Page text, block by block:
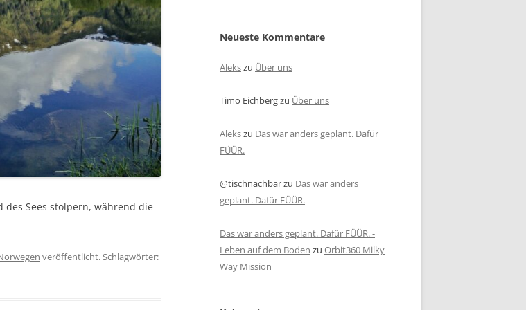
Sees stolpern, während die
veröffentlicht. Schlagwörter:
Neueste Kommentare
Alekszu Über uns
Timo Eichbergzu Über uns
Alekszu Das war anders geplant. Dafür
FÜÜR.
@tischnachbarzu Das war anders
geplant. Dafür FÜÜR.
Das war anders geplant. Dafür FÜÜR. -
Leben auf dem Boden zu Orbit360 Milky
Way Mission